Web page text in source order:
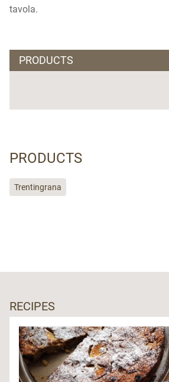
tavola.
PRODUCTS
PRODUCTS
Trentingrana
RECIPES